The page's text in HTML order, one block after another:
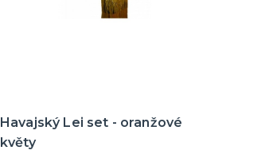
Havajský Lei set - oranžové
květy